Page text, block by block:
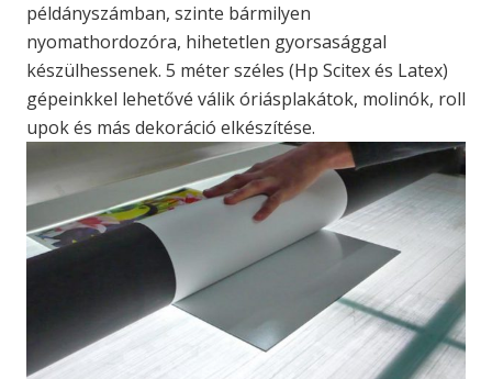
példányszámban, szinte bármilyen
nyomathordozóra, hihetetlen gyorsasággal
készülhessenek. 5 méter széles (Hp Scitex és Latex)
gépeinkkel lehetővé válik óriásplakátok, molinók, roll
upok és más dekoráció elkészítése.